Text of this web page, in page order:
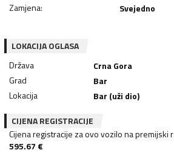
Zamjena: Svejedno
LOKACIJA OGLASA
Država
Crna Gora
Grad
Bar
Lokacija
Bar (uži dio)
CIJENA REGISTRACIJE
Cijena registracije za ovo vozilo na premijski
595.67 €